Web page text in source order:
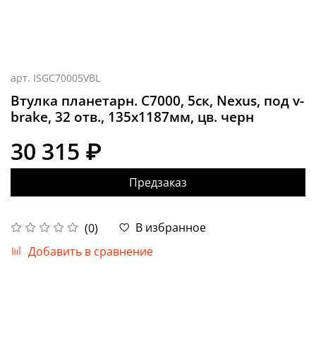
арт. ISGC70005VBL
Втулка планетарн. C7000, 5ск, Nexus, под v-
brake, 32 отв., 135x1187мм, цв. черн
(0)
В избранное
Добавить в сравнение
30 315 ₽
Предзаказ